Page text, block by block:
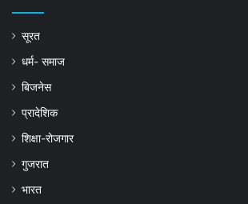
सूरत
धर्म- समाज
बिजनेस
प्रादेशिक
शिक्षा-रोजगार
गुजरात
भारत